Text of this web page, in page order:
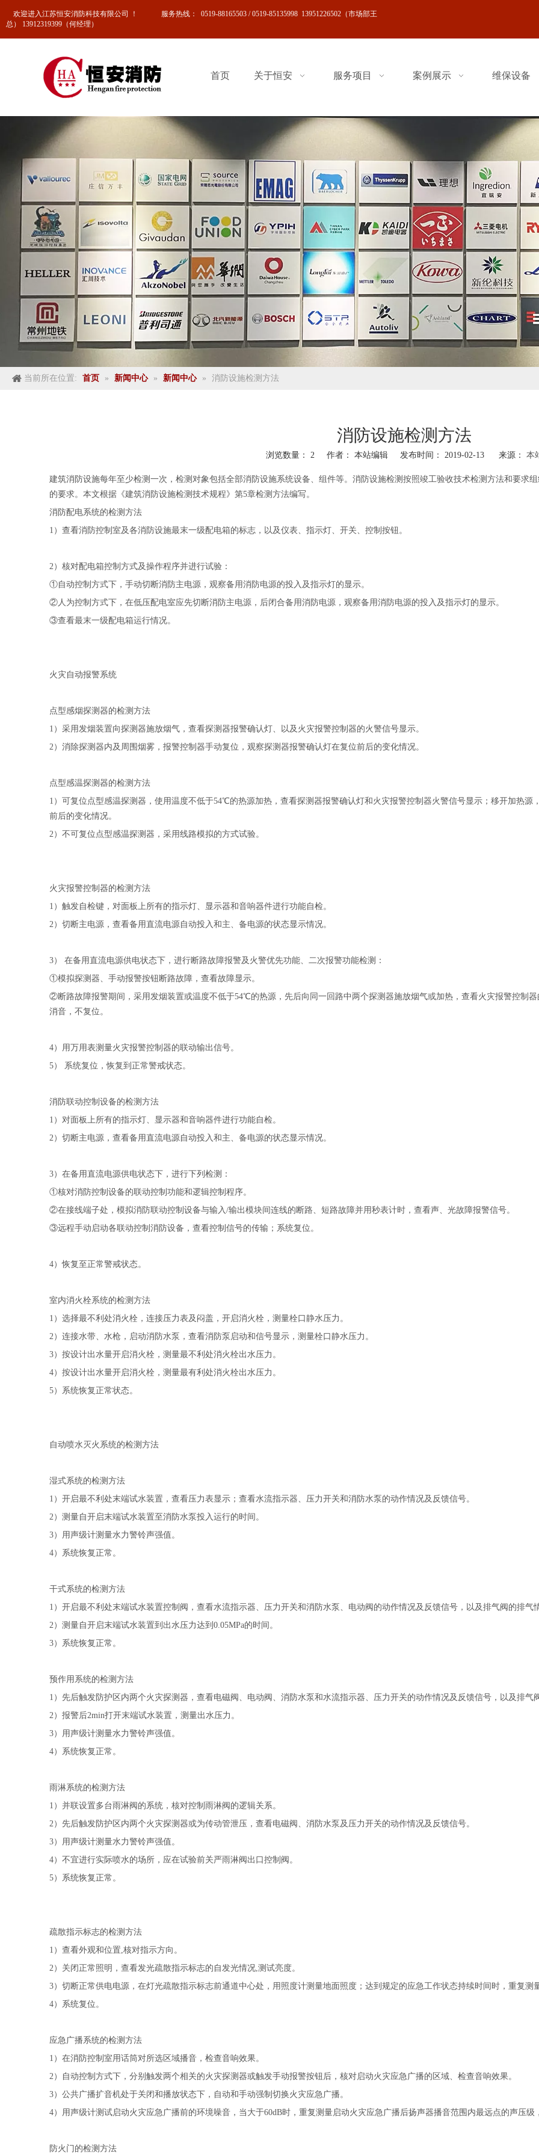
欢迎进入江苏恒安消防科技有限公司 ！ 服务热线 ：
0519-88165503 / 0519-85135998 13951226502（市场部王
总） 13912319399（何经理）
首页 关于恒安 服务项目 案例展示 维保设备
当前所在位置: 首页 » 新闻中心 » 新闻中心 » 消防设施检测方法
消防设施检测方法
浏览数量： 2 作者： 本站编辑 发布时间： 2019-02-13 来源： 本
建筑消防设施每年至少检测一次，检测对象包括全部消防设施系统设备、组件等。消防设施检测按照竣工验收技术检测方法和要求
的要求。本文根据《建筑消防设施检测技术规程》第5章检测方法编写。
消防配电系统的检测方法
1）查看消防控制室及各消防设施最末一级配电箱的标志，以及仪表、指示灯、开关、控制按钮。
2）核对配电箱控制方式及操作程序并进行试验：
①自动控制方式下，手动切断消防主电源，观察备用消防电源的投入及指示灯的显示。
②人为控制方式下，在低压配电室应先切断消防主电源，后闭合备用消防电源，观察备用消防电源的投入及指示灯的显示。
③查看最末一级配电箱运行情况。
火灾自动报警系统
点型感烟探测器的检测方法
1）采用发烟装置向探测器施放烟气，查看探测器报警确认灯、以及火灾报警控制器的火警信号显示。
2）消除探测器内及周围烟雾，报警控制器手动复位，观察探测器报警确认灯在复位前后的变化情况。
点型感温探测器的检测方法
1）可复位点型感温探测器，使用温度不低于54℃的热源加热，查看探测器报警确认灯和火灾报警控制器火警信号显示；移开加热
前后的变化情况。
2）不可复位点型感温探测器，采用线路模拟的方式试验。
火灾报警控制器的检测方法
1）触发自检键，对面板上所有的指示灯、显示器和音响器件进行功能自检。
2）切断主电源，查看备用直流电源自动投入和主、备电源的状态显示情况。
3） 在备用直流电源供电状态下，进行断路故障报警及火警优先功能、二次报警功能检测：
①模拟探测器、手动报警按钮断路故障，查看故障显示。
②断路故障报警期间，采用发烟装置或温度不低于54℃的热源，先后向同一回路中两个探测器施放烟气或加热，查看火灾报警控制
消音，不复位。
4）用万用表测量火灾报警控制器的联动输出信号。
5） 系统复位，恢复到正常警戒状态。
消防联动控制设备的检测方法
1）对面板上所有的指示灯、显示器和音响器件进行功能自检。
2）切断主电源，查看备用直流电源自动投入和主、备电源的状态显示情况。
3）在备用直流电源供电状态下，进行下列检测：
①核对消防控制设备的联动控制功能和逻辑控制程序。
②在接线端子处，模拟消防联动控制设备与输入/输出模块间连线的断路、短路故障并用秒表计时，查看声、光故障报警信号。
③远程手动启动各联动控制消防设备，查看控制信号的传输；系统复位。
4）恢复至正常警戒状态。
室内消火栓系统的检测方法
1）选择最不利处消火栓，连接压力表及闷盖，开启消火栓，测量栓口静水压力。
2）连接水带、水枪，启动消防水泵，查看消防泵启动和信号显示，测量栓口静水压力。
3）按设计出水量开启消火栓，测量最不利处消火栓出水压力。
4）按设计出水量开启消火栓，测量最有利处消火栓出水压力。
5）系统恢复正常状态。
自动喷水灭火系统的检测方法
湿式系统的检测方法
1）开启最不利处末端试水装置，查看压力表显示；查看水流指示器、压力开关和消防水泵的动作情况及反馈信号。
2）测量自开启末端试水装置至消防水泵投入运行的时间。
3）用声级计测量水力警铃声强值。
4）系统恢复正常。
干式系统的检测方法
1）开启最不利处末端试水装置控制阀，查看水流指示器、压力开关和消防水泵、电动阀的动作情况及反馈信号，以及排气阀的排气
2）测量自开启末端试水装置到出水压力达到0.05MPa的时间。
3）系统恢复正常。
预作用系统的检测方法
1）先后触发防护区内两个火灾探测器，查看电磁阀、电动阀、消防水泵和水流指示器、压力开关的动作情况及反馈信号，以及排气
2）报警后2min打开末端试水装置，测量出水压力。
3）用声级计测量水力警铃声强值。
4）系统恢复正常。
雨淋系统的检测方法
1）并联设置多台雨淋阀的系统，核对控制雨淋阀的逻辑关系。
2）先后触发防护区内两个火灾探测器或为传动管泄压，查看电磁阀、消防水泵及压力开关的动作情况及反馈信号。
3）用声级计测量水力警铃声强值。
4）不宜进行实际喷水的场所，应在试验前关严雨淋阀出口控制阀。
5）系统恢复正常。
疏散指示标志的检测方法
1）查看外观和位置,核对指示方向。
2）关闭正常照明，查看发光疏散指示标志的自发光情况,测试亮度。
3）切断正常供电电源，在灯光疏散指示标志前通道中心处，用照度计测量地面照度；达到规定的应急工作状态持续时间时，重复测
4）系统复位。
应急广播系统的检测方法
1）在消防控制室用话筒对所选区域播音，检查音响效果。
2）自动控制方式下，分别触发两个相关的火灾探测器或触发手动报警按钮后，核对启动火灾应急广播的区域、检查音响效果。
3）公共广播扩音机处于关闭和播放状态下，自动和手动强制切换火灾应急广播。
4）用声级计测试启动火灾应急广播前的环境噪音，当大于60dB时，重复测量启动火灾应急广播后扬声器播音范围内最远点的声压级
防火门的检测方法